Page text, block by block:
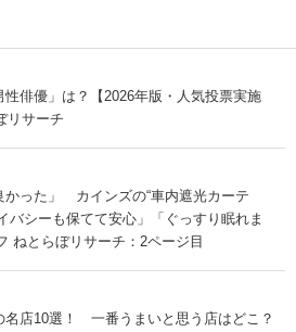
俳優」は？【2026年版・人気投票実施
リサーチ
かった」 カインズの“車内遮光カーテ
シーも保てて安心」「ぐっすり眠れま
ねとらぼリサーチ：2ページ目
名店10選！ 一番うまいと思う店はどこ？